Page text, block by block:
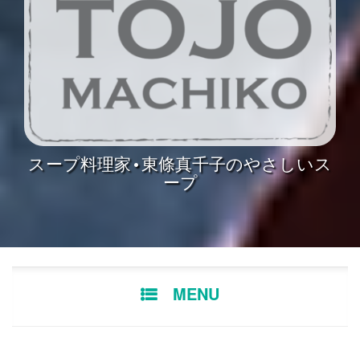
a
v
i
g
t
i
n
スープ料理家•東條真千子のやさしいス
ープ
MENU